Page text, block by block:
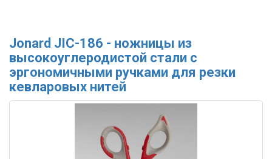
Jonard JIC-186 - ножницы из
высокоуглеродистой стали с
эргономичными ручками для резки
кевларовых нитей